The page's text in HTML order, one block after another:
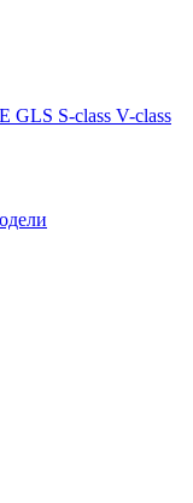
GLS S-class V-class